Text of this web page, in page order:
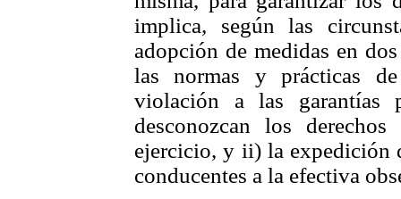
implica, según las
adopción de medidas en
las normas y prácticas
violación a las garantías
desconozcan los
ejercicio, y ii) la expedición
conducentes a la efectiva